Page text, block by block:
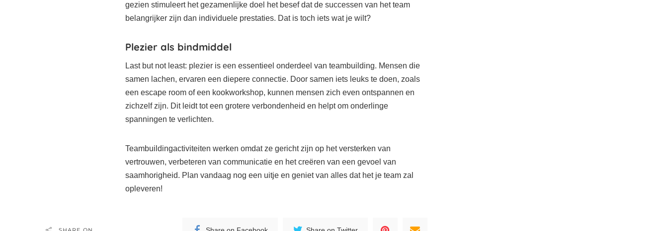
gezien stimuleert het gezamenlijke doel het besef dat de successen van het team
belangrijker zijn dan individuele prestaties. Dat is toch iets wat je wilt?
Plezier als bindmiddel
Last but not least: plezier is een essentieel onderdeel van teambuilding. Mensen die
samen lachen, ervaren een diepere connectie. Door samen iets leuks te doen, zoals
een escape room of een kookworkshop, kunnen mensen zich even ontspannen en
zichzelf zijn. Dit leidt tot een grotere verbondenheid en helpt om onderlinge
spanningen te verlichten.
Teambuildingactiviteiten werken omdat ze gericht zijn op het versterken van
vertrouwen, verbeteren van communicatie en het creëren van een gevoel van
saamhorigheid. Plan vandaag nog een uitje en geniet van alles dat het je team zal
opleveren!